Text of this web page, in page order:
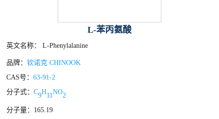
L-苯丙氨酸
英文名称： L-Phenylalanine
品牌：钦诺克 CHINOOK
CAS号：63-91-2
分子式：C9H11NO2
分子量：165.19